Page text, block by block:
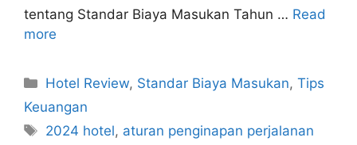
tentang Standar Biaya Masukan Tahun … Read
more
Categories
Hotel Review, Standar Biaya Masukan,Tips
Keuangan
Tags
2024 hotel, aturan penginapan perjalanan